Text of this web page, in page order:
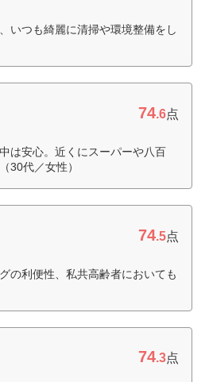
いつも綺麗に清掃や環境整備をし
74.6点
は安心。近くにスーパーや八百
30代／女性）
74.5点
の利便性、私共高齢者においても
74.3点